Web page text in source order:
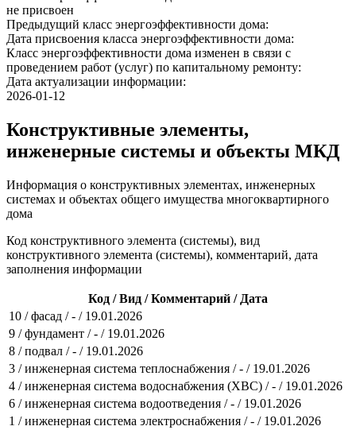
не присвоен
Предыдущий класс энергоэффективности дома:
Дата присвоения класса энергоэффективности дома:
Класс энергоэффективности дома изменен в связи с
проведением работ (услуг) по капитальному ремонту:
Дата актуализации информации:
2026-01-12
Конструктивные элементы,
инженерные системы и объекты МКД
Информация о конструктивных элементах, инженерных
системах и объектах общего имущества многоквартирного
дома
Код конструктивного элемента (системы), вид
конструктивного элемента (системы), комментарий, дата
заполнения информации
Код / Вид / Комментарий / Дата
10 / фасад / - / 19.01.2026
9 / фундамент / - / 19.01.2026
8 / подвал / - / 19.01.2026
3 / инженерная система теплоснабжения / - / 19.01.2026
4 / инженерная система водоснабжения (ХВС) / - / 19.01.2026
6 / инженерная система водоотведения / - / 19.01.2026
1 / инженерная система электроснабжения / - / 19.01.2026